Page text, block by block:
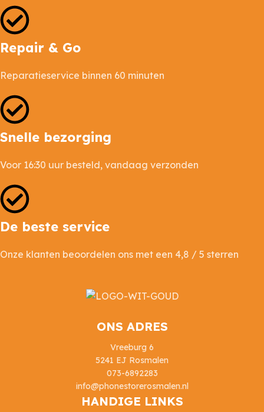
Repair & Go
Reparatieservice binnen 60 minuten
Snelle bezorging
Voor 16:30 uur besteld, vandaag verzonden
De beste service
Onze klanten beoordelen ons met een 4,8 / 5 sterren
ONS ADRES
Vreeburg 6
5241 EJ Rosmalen
073-6892283
info@phonestorerosmalen.nl
HANDIGE LINKS